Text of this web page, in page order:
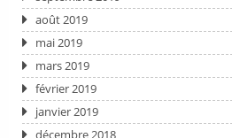
août 2019
mai 2019
mars 2019
février 2019
janvier 2019
décembre 2018